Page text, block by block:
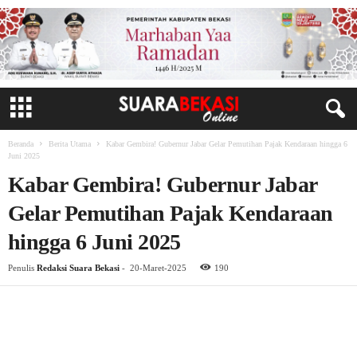
Beranda Berita Utama
Kabar Gembira! Gubernur Jabar Gelar Pemutihan Pajak Kendaraan hingga 6
Juni 2025
Kabar Gembira! Gubernur Jabar
Gelar Pemutihan Pajak Kendaraan
hingga 6 Juni 2025
Penulis Redaksi Suara Bekasi - 20-Maret-2025 190